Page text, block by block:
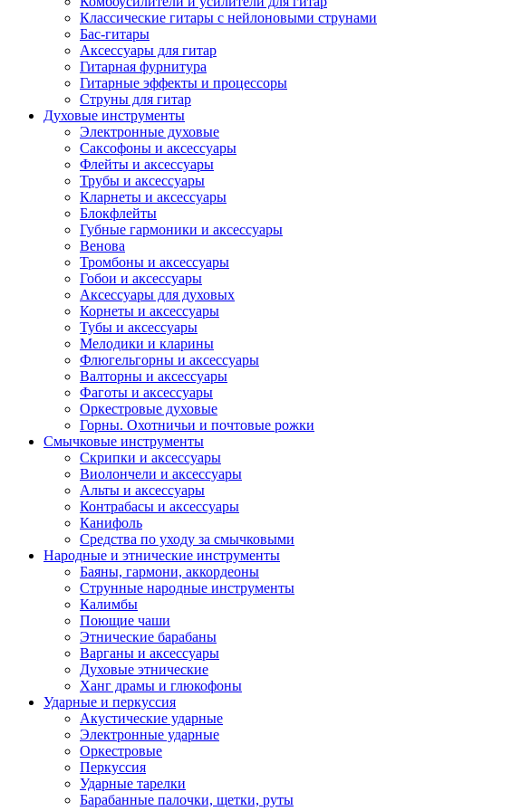
Классические гитары с нейлоновыми струнами
Бас-гитары
Аксессуары для гитар
Гитарная фурнитура
Гитарные эффекты и процессоры
Струны для гитар
Духовые инструменты
Электронные духовые
Саксофоны и аксессуары
Флейты и аксессуары
Трубы и аксессуары
Кларнеты и аксессуары
Блокфлейты
Губные гармоники и аксессуары
Венова
Тромбоны и аксессуары
Гобои и аксессуары
Аксессуары для духовых
Корнеты и аксессуары
Тубы и аксессуары
Мелодики и кларины
Флюгельгорны и аксессуары
Валторны и аксессуары
Фаготы и аксессуары
Оркестровые духовые
Горны. Охотничьи и почтовые рожки
Смычковые инструменты
Скрипки и аксессуары
Виолончели и аксессуары
Альты и аксессуары
Контрабасы и аксессуары
Канифоль
Средства по уходу за смычковыми
Народные и этнические инструменты
Баяны, гармони, аккордеоны
Струнные народные инструменты
Калимбы
Поющие чаши
Этнические барабаны
Варганы и аксессуары
Духовые этнические
Ханг драмы и глюкофоны
Ударные и перкуссия
Акустические ударные
Электронные ударные
Оркестровые
Перкуссия
Ударные тарелки
Барабанные палочки, щетки, руты